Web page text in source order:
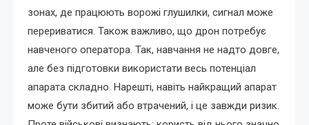
зонах, де працюють ворожі глушилки, сигнал може
перериватися. Також важливо, що дрон потребує
навченого оператора. Так, навчання не надто довге,
але без підготовки використати весь потенціал
апарата складно. Нарешті, навіть найкращий апарат
може бути збитий або втрачений, і це завжди ризик.